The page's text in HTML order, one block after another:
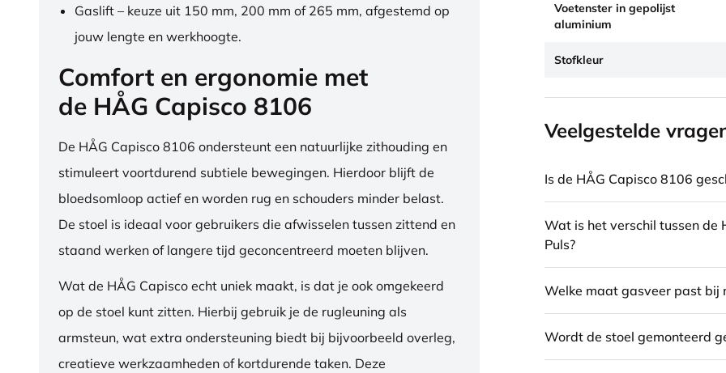
Gaslift – keuze uit 150 mm, 200 mm of 265 mm, afgestemd op
jouw lengte en werkhoogte.
Comfort en ergonomie met
de HÅG Capisco 8106
De HÅG Capisco 8106 ondersteunt een natuurlijke zithouding en
stimuleert voortdurend subtiele bewegingen. Hierdoor blijft de
bloedsomloop actief en worden rug en schouders minder belast.
De stoel is ideaal voor gebruikers die afwisselen tussen zittend en
staand werken of langere tijd geconcentreerd moeten blijven.
Wat de HÅG Capisco echt uniek maakt, is dat je ook omgekeerd
op de stoel kunt zitten. Hierbij gebruik je de rugleuning als
armsteun, wat extra ondersteuning biedt bij bijvoorbeeld overleg,
creatieve werkzaamheden of kortdurende taken. Deze
Voetenster in gepolijst
aluminium
Stofkleur
Veelgestelde
Is de HÅG Capisco 8106
Wat is het verschil tussen de
Puls?
Welke maat gasveer past bij
Wordt de stoel gemonteerd